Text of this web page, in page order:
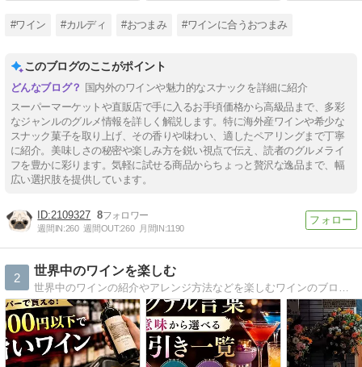
#ワイン #カルディ #おつまみ #ワインに合うおつまみ
このブログのここがポイント
国内外のワインや魅力的なスナックを詳細に紹介
スーパーマーケットや直販店で手に入るお手頃価格から高級品まで、多彩
なジャンルのグルメ情報を詳しく解説します。特に海外産ワインや希少な
スナック菓子を取り上げ、その香りや味わい、適したペアリングまで丁寧
に紹介。美味しさの秘密や楽しみ方を鋭い視点で伝え、読者のグルメライ
フを豊かに彩ります。気軽に試せる商品からちょっと贅沢な逸品まで、幅
広い選択肢を提供しています。
2109327 8
週間IN:260 週間OUT:260 月間IN:1190
2
世界中のワインを楽しむ